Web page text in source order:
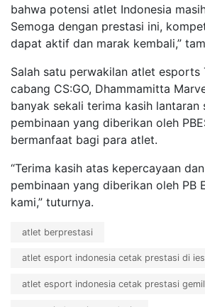
bahwa potensi atlet Indonesia
Semoga dengan prestasi ini,
dapat aktif dan marak kembali,”
Salah satu perwakilan atlet esports
cabang CS:GO, Dhammamitta
banyak sekali terima kasih lantaran
pembinaan yang diberikan oleh
bermanfaat bagi para atlet.
“Terima kasih atas kepercayaan
pembinaan yang diberikan oleh PB
kami,” tuturnya.
atlet berprestasi
atlet esport indonesia cetak prestasi di
atlet esport indonesia cetak prestasi